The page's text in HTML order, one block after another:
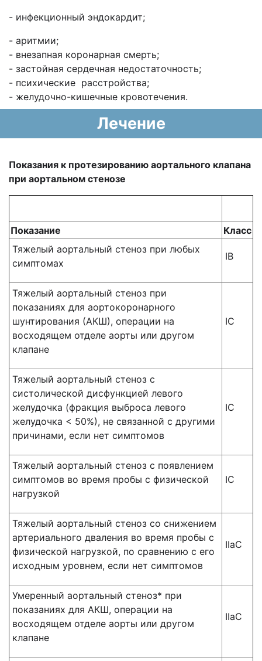
- инфекционный эндокардит;
- аритмии;
- внезапная коронарная смерть;
- застойная сердечная недостаточность;
- психические расстройства;
- желудочно-кишечные кровотечения.
Лечение
Показания к протезированию аортального клапана
при аортальном стенозе
Показание
Класс
Тяжелый аортальный стеноз при любых
симптомах
IB
Тяжелый аортальный стеноз при
показаниях для аортокоронарного
шунтирования (АКШ), операции на
восходящем отделе аорты или другом
клапане
IC
Тяжелый аортальный стеноз с
систолической дисфункцией левого
желудочка (фракция выброса левого
желудочка < 50%), не связанной с другими
причинами, если нет симптомов
IC
Тяжелый аортальный стеноз с появлением
симптомов во время пробы с физической
нагрузкой
IC
Тяжелый аортальный стеноз со снижением
артериального дваления во время пробы с
физической нагрузкой, по сравнению с его
исходным уровнем, если нет симптомов
IIaC
Умеренный аортальный стеноз* при
показаниях для АКШ, операции на
восходящем отделе аорты или другом
клапане
IIaC